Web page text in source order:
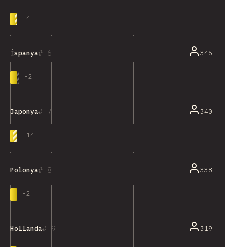
+4
6
İspanya
-2
346
7
Japonya
+14
340
8
Polonya
-2
338
9
Hollanda 319